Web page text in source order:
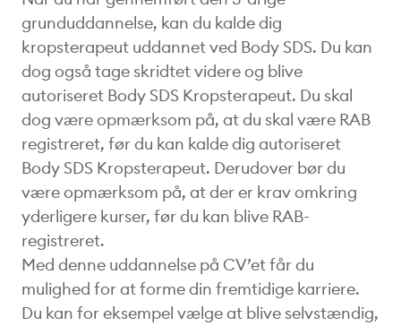
grunduddannelse, kan du kalde dig
kropsterapeut uddannet ved Body SDS. Du kan
dog også tage skridtet videre og blive
autoriseret Body SDS Kropsterapeut. Du skal
dog være opmærksom på, at du skal være RAB
registreret, før du kan kalde dig autoriseret
Body SDS Kropsterapeut. Derudover bør du
være opmærksom på, at der er krav omkring
yderligere kurser, før du kan blive RAB-
registreret.
Med denne uddannelse på CV’et får du
mulighed for at forme din fremtidige karriere.
Du kan for eksempel vælge at blive selvstændig,